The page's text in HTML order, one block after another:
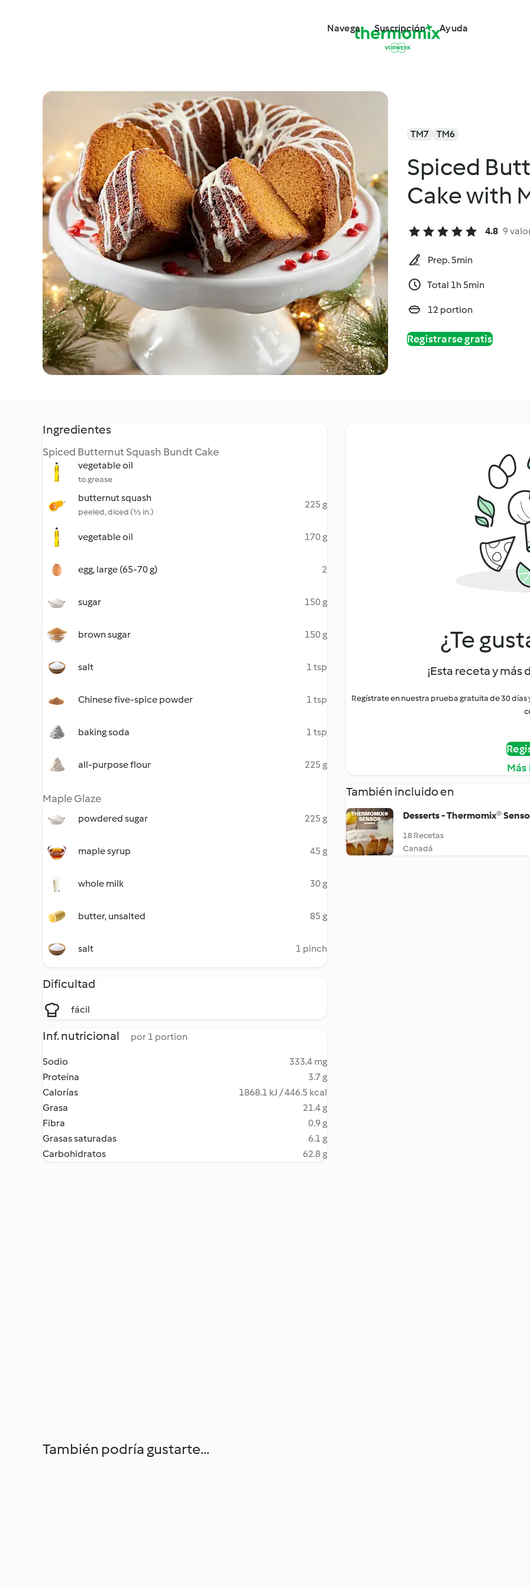
Navega Suscripción Ayuda
TM7 TM6
Spiced
Cake with
4.8 9
Prep. 5min
Total 1h 5min
12 portion
Registrarse gratis
Ingredientes
Spiced Butternut Squash Bundt Cake
vegetable oil
to grease
butternut squash
peeled, diced (½ in.)
225 g
vegetable oil 170 g
egg, large (65-70 g) 2
sugar 150 g
brown sugar 150 g
salt 1 tsp
Chinese five-spice powder 1 tsp
baking soda 1 tsp
all-purpose flour 225 g
Maple Glaze
powdered sugar 225 g
maple syrup 45 g
whole milk 30 g
butter, unsalted 85 g
salt 1 pinch
Dificultad
fácil
Inf. nutricional por 1 portion
Sodio
333.4 mg
Proteína
3.7 g
Calorías
1868.1 kJ / 446.5 kcal
Grasa
21.4 g
Fibra
0.9 g
Grasas saturadas
6.1 g
Carbohidratos
62.8 g
¿Te
¡Esta receta y más
Regístrate en nuestra prueba gratuita de 30
También incluido en
Desserts - Thermomix®
18 Recetas
Canadá
También podría gustarte...